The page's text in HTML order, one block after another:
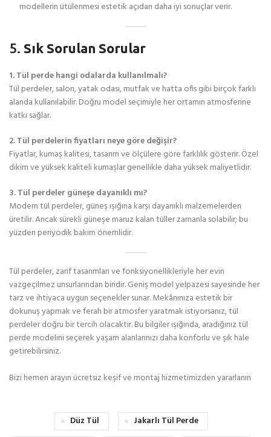
modellerin ütülenmesi estetik açıdan daha iyi sonuçlar verir.
5. Sık Sorulan Sorular
1. Tül perde hangi odalarda kullanılmalı?
Tül perdeler, salon, yatak odası, mutfak ve hatta ofis gibi birçok farklı
alanda kullanılabilir. Doğru model seçimiyle her ortamın atmosferine
katkı sağlar.
2. Tül perdelerin fiyatları neye göre değişir?
Fiyatlar, kumaş kalitesi, tasarım ve ölçülere göre farklılık gösterir. Özel
dikim ve yüksek kaliteli kumaşlar genellikle daha yüksek maliyetlidir.
3. Tül perdeler güneşe dayanıklı mı?
Modern tül perdeler, güneş ışığına karşı dayanıklı malzemelerden
üretilir. Ancak sürekli güneşe maruz kalan tüller zamanla solabilir; bu
yüzden periyodik bakım önemlidir.
Tül perdeler, zarif tasarımları ve fonksiyonellikleriyle her evin
vazgeçilmez unsurlarından biridir. Geniş model yelpazesi sayesinde her
tarz ve ihtiyaca uygun seçenekler sunar. Mekânınıza estetik bir
dokunuş yapmak ve ferah bir atmosfer yaratmak istiyorsanız, tül
perdeler doğru bir tercih olacaktır. Bu bilgiler ışığında, aradığınız tül
perde modelini seçerek yaşam alanlarınızı daha konforlu ve şık hale
getirebilirsiniz.
Bizi hemen arayın ücretsiz keşif ve montaj hizmetimizden yararlanın
Düz Tül
Jakarlı Tül Perde